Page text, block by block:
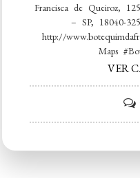
Francisca de Queiroz,
– SP, 18040-
http://
Maps
VER